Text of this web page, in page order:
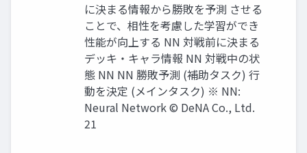
に決まる情報から勝敗を予測 させる
ことで、相性を考慮した学習ができ
性能が向上する NN 対戦前に決まる
デッキ・キャラ情報 NN 対戦中の状
態 NN NN 勝敗予測 (補助タスク) 行
動を決定 (メインタスク) ※ NN:
Neural Network © DeNA Co., Ltd.
21